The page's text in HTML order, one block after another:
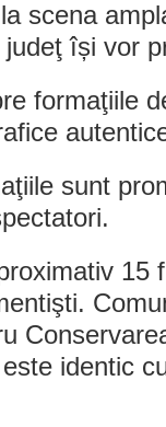
scena
își vor
formaţiile
sunt
15
identic